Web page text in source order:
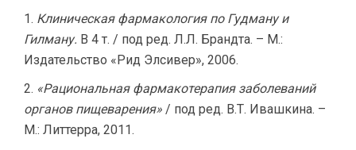
Клиническая фармакология по Гудману и
Гилману. В 4 т. / под ред. Л.Л. Брандта. – М.:
Издательство «Рид Элсивер», 2006.
«Рациональная фармакотерапия заболеваний
органов пищеварения» / под ред. В.Т. Ивашкина. –
М.: Литтерра, 2011.